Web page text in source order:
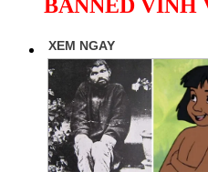
BANNED VĨNH